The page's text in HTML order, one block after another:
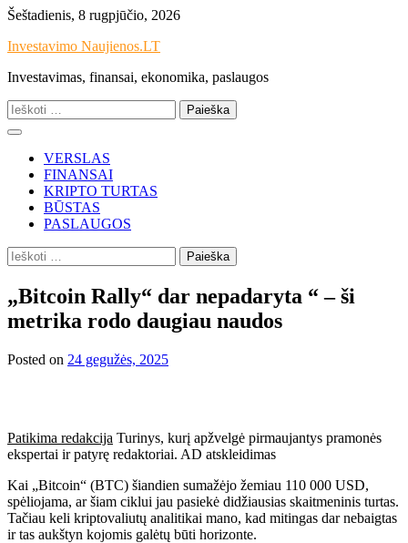
Skip
content
Šeštadienis, 8 rugpjūčio, 2026
Investavimo Naujienos.LT
Investavimas, finansai, ekonomika, paslaugos
Ieškoti:
VERSLAS
FINANSAI
KRIPTO TURTAS
BŪSTAS
PASLAUGOS
Ieškoti:
„Bitcoin Rally“ dar nepadaryta “ – ši
metrika rodo daugiau naudos
Posted on 24 gegužės, 2025
Patikima redakcija Turinys, kurį apžvelgė pirmaujantys pramonės
ekspertai ir patyrę redaktoriai. AD atskleidimas
Kai „Bitcoin“ (BTC) šiandien sumažėjo žemiau 110 000 USD,
spėliojama, ar šiam ciklui jau pasiekė didžiausias skaitmeninis turtas.
Tačiau keli kriptovaliutų analitikai mano, kad mitingas dar nebaigtas
ir tas aukštyn kojomis galėtų būti horizonte.